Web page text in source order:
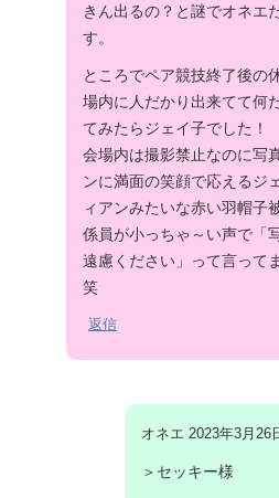
きん出るの？と謎でオネエ
す。
ところでペア競技終了後の
場内に人だかり出来てて何
てみたらジェイ子でした！
会場内は撮影禁止なのに写
ンに満面の笑顔で応えるジ
ィアンみたいな赤い羽帽子
係員が小っちゃ～い声で「
遠慮ください」って言って
笑
返信
オネエ 2023年3月26
＞セッキー様